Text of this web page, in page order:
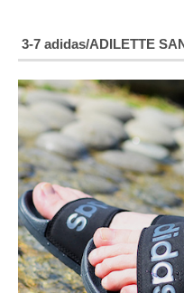
3-7 adidas/ADILETTE